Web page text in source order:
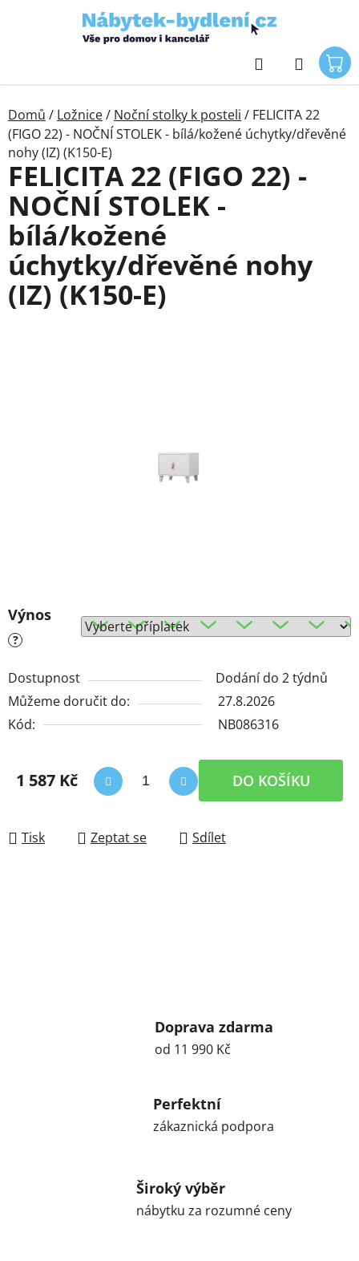
Hledat
Domů / Ložnice/ Noční stolky k posteli / FELICITA 22
(FIGO 22) - NOČNÍ STOLEK - bílá/kožené úchytky/dřevěné
nohy (IZ) (K150-E)
Výnos
?
Dostupnost
Dodání do 2 týdnů
Můžeme doručit do:
27.8.2026
Kód:
NB086316
1 587 Kč DO KOŠÍKU
Tisk Zeptat se Sdílet
FELICITA 22 (FIGO 22) -
NOČNÍ STOLEK -
bílá/kožené
úchytky/dřevěné nohy
(IZ) (K150-E)
Doprava zdarma
od 11 990 Kč
Perfektní
zákaznická podpora
Široký výběr
nábytku za rozumné ceny